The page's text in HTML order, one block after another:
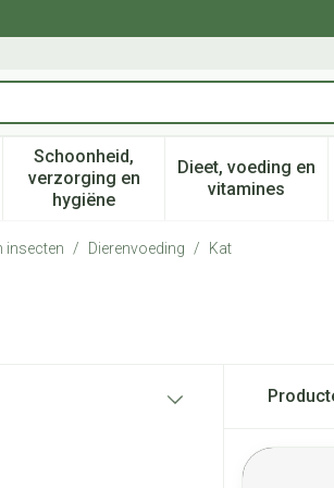
Schoonheid,
verzorging en
hygiëne
Toon submenu voor
Dieet, voeding en
vitamines
Toon
insecten / Dierenvoeding / Kat